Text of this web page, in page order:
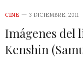
CINE 3 DICIEMBRE, 2011
Imágenes del
Kenshin